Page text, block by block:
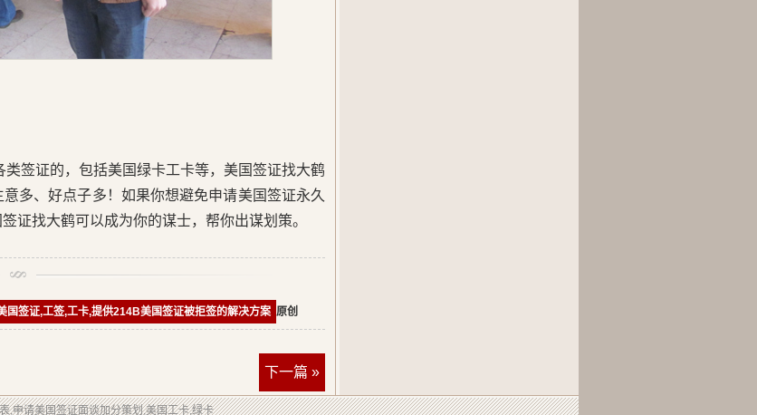
签证的，包括美国绿卡工卡等，美国签证找大鹤
多、好点子多！如果你想避免申请美国签证永久
证找大鹤可以成为你的谋士，帮你出谋划策。
国签证,工签,工卡,提供214B美国签证被拒签的解决方案 原创
下一篇 »
,申请美国签证面谈加分策划,美国工卡,绿卡